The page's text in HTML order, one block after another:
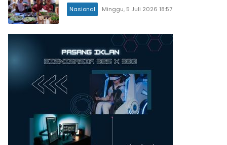
Nasional Minggu, 5 Juli 2026 18:57